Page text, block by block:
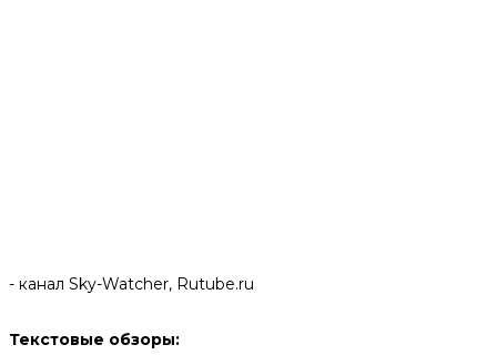
- канал Sky-Watcher, Rutube.ru
Текстовые обзоры: